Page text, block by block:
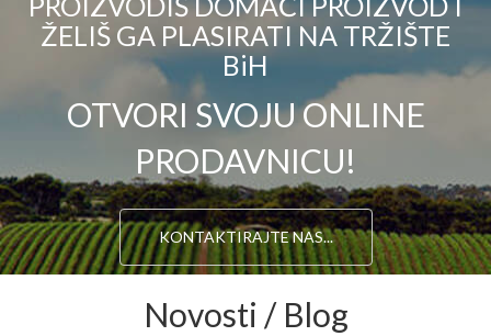
ŽELIŠ GA PLASIRATI NA TRŽIŠTE
BiH
OTVORI SVOJU ONLINE
PRODAVNICU!
KONTAKTIRAJTE NAS...
Novosti / Blog